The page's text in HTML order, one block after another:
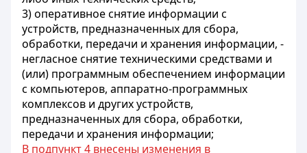
3) оперативное снятие информации с
устройств, предназначенных для сбора,
обработки, передачи и хранения информации, -
негласное снятие техническими средствами и
(или) программным обеспечением информации
с компьютеров, аппаратно-программных
комплексов и других устройств,
предназначенных для сбора, обработки,
передачи и хранения информации;
В подпункт 4 внесены изменения в